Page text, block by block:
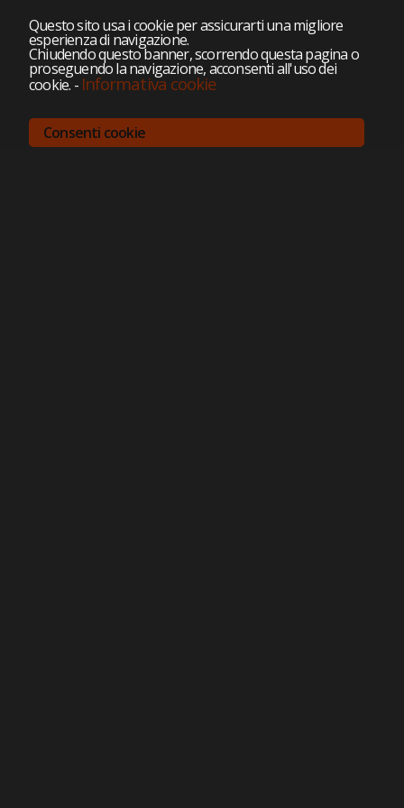
Questo sito usa i cookie per assicurarti una migliore
esperienza di navigazione.
Chiudendo questo banner, scorrendo questa pagina o
proseguendo la navigazione, acconsenti all'uso dei
cookie. - Informativa cookie
Consenti cookie